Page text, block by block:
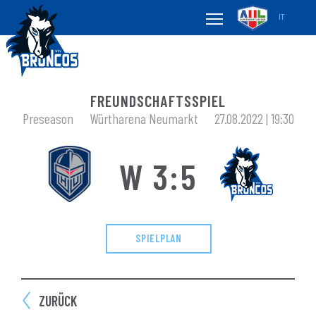
IT
FREUNDSCHAFTSSPIEL
Preseason Würtharena Neumarkt 27.08.2022 | 19:30
W 3:5
SPIELPLAN
ZURÜCK